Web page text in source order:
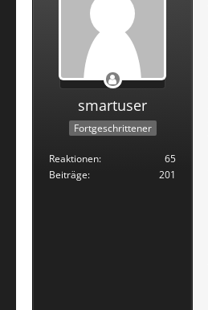
smartuser
Fortgeschrittener
Reaktionen
65
Beiträge
201